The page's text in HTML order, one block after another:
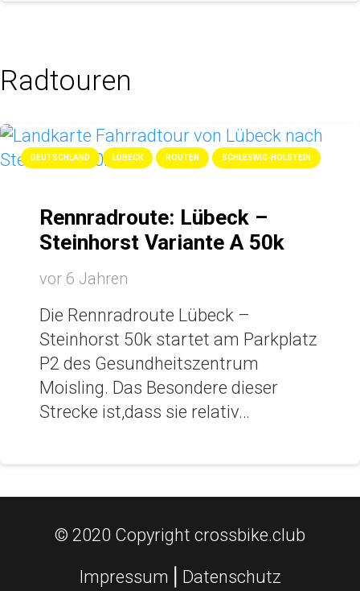
Radtouren
DEUTSCHLAND LÜBECK ROUTEN SCHLESWIG-HOLSTEIN
Rennradroute: Lübeck –
Steinhorst Variante A 50k
vor 6 Jahren
Die Rennradroute Lübeck –
Steinhorst 50k startet am Parkplatz
P2 des Gesundheitszentrum
Moisling. Das Besondere dieser
Strecke ist,dass sie relativ…
© 2020 Copyright crossbike.club
Impressum Datenschutz